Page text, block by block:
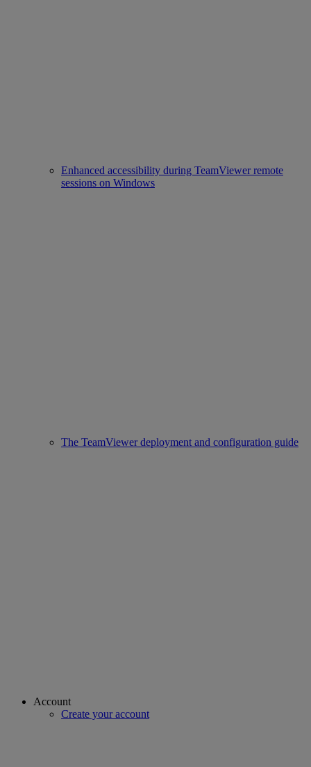
Enhanced accessibility during TeamViewer remote
sessions on Windows
The TeamViewer deployment and configuration guide
Account
Create your account